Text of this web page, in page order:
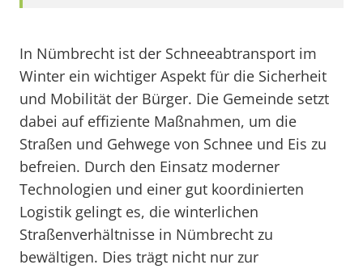
In Nümbrecht ist der Schneeabtransport im
Winter ein wichtiger Aspekt für die Sicherheit
und Mobilität der Bürger. Die Gemeinde setzt
dabei auf effiziente Maßnahmen, um die
Straßen und Gehwege von Schnee und Eis zu
befreien. Durch den Einsatz moderner
Technologien und einer gut koordinierten
Logistik gelingt es, die winterlichen
Straßenverhältnisse in Nümbrecht zu
bewältigen. Dies trägt nicht nur zur